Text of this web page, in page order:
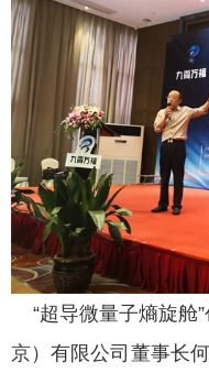
“超导微量子熵旋舱
京）有限公司董事长